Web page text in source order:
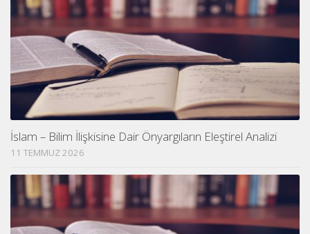
İslam – Bilim İlişkisine Dair Önyargıların Eleştirel Analizi
11 TEMMUZ 2026